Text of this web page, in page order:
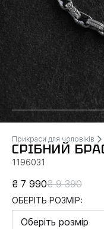
Прикраси для чоловіків
СРІБНИЙ
1196031
₴ 7 990₴ 9 390
ОБЕРІТЬ РОЗМІР:
Оберіть розмір